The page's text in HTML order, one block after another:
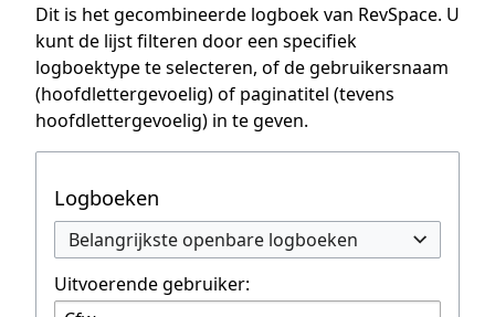
Dit is het gecombineerde logboek van RevSpace. U
kunt de lijst filteren door een specifiek
logboektype te selecteren, of de gebruikersnaam
(hoofdlettergevoelig) of paginatitel (tevens
hoofdlettergevoelig) in te geven.
Logboeken
Belangrijkste openbare logboeken
Uitvoerende gebruiker: